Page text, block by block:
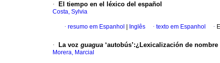
· El tiempo en el léxico del español
Costa, Sylvia
· resumo em Espanhol Inglês · texto em Espanhol ·
· La voz guagua ‘autobús’:¿Lexicalización de
Morera, Marcial